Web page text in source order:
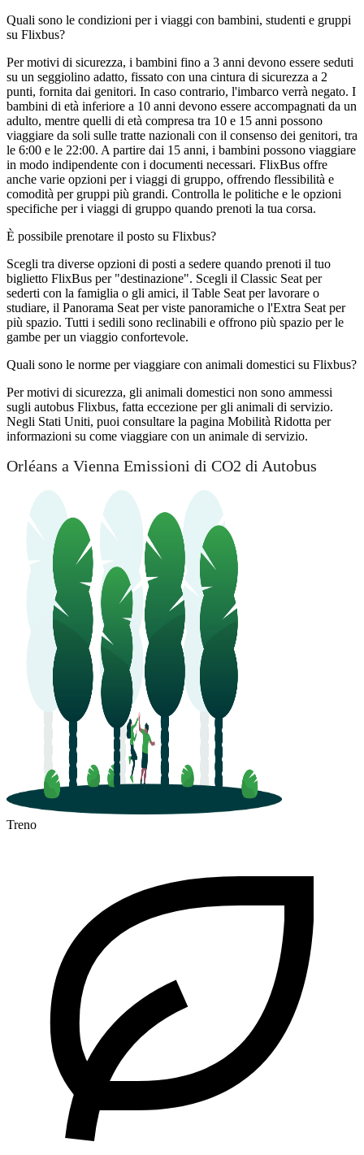
Quali sono le condizioni per i viaggi con bambini, studenti e gruppi
su Flixbus?
Per motivi di sicurezza, i bambini fino a 3 anni devono essere seduti
su un seggiolino adatto, fissato con una cintura di sicurezza a 2
punti, fornita dai genitori. In caso contrario, l'imbarco verrà negato. I
bambini di età inferiore a 10 anni devono essere accompagnati da un
adulto, mentre quelli di età compresa tra 10 e 15 anni possono
viaggiare da soli sulle tratte nazionali con il consenso dei genitori, tra
le 6:00 e le 22:00. A partire dai 15 anni, i bambini possono viaggiare
in modo indipendente con i documenti necessari. FlixBus offre
anche varie opzioni per i viaggi di gruppo, offrendo flessibilità e
comodità per gruppi più grandi. Controlla le politiche e le opzioni
specifiche per i viaggi di gruppo quando prenoti la tua corsa.
È possibile prenotare il posto su Flixbus?
Scegli tra diverse opzioni di posti a sedere quando prenoti il ​​tuo
biglietto FlixBus per "destinazione". Scegli il Classic Seat per
sederti con la famiglia o gli amici, il Table Seat per lavorare o
studiare, il Panorama Seat per viste panoramiche o l'Extra Seat per
più spazio. Tutti i sedili sono reclinabili e offrono più spazio per le
gambe per un viaggio confortevole.
Quali sono le norme per viaggiare con animali domestici su Flixbus?
Per motivi di sicurezza, gli animali domestici non sono ammessi
sugli autobus Flixbus, fatta eccezione per gli animali di servizio.
Negli Stati Uniti, puoi consultare la pagina Mobilità Ridotta per
informazioni su come viaggiare con un animale di servizio.
Orléans a Vienna Emissioni di CO2 di Autobus
Treno